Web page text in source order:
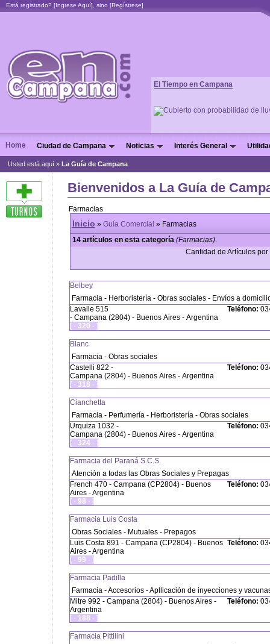
Está registrado? [Ingrese Aquí], sino [Regístrese]
El Tiempo en Campana
Home Ciudad de Campana Noticias Interés General
Usted está aquí » La Guía de Campana
Bienvenidos a La Guía de
Farmacias
Inicio » Guía Comercial » Farmacias
14 artículos en esta categoría (Farmacias).
Cantidad de Artículos por
Belbey
Farmacia - Herboristería - Obras sociales - Envíos a
Lavalle 515
- Campana (2804) - Buenos Aires - Argentina
[ · 320 · ]
Teléfono:
Blanc
Farmacia - Obras sociales
Castelli 822 -
Campana (2804) - Buenos Aires - Argentina
[ · 318 · ]
Teléfono:
Cianchetta
Farmacia - Perfumería - Herboristería - Obras sociales
Urquiza 1032 -
Campana (2804) - Buenos Aires - Argentina
[ · 324 · ]
Teléfono:
Farmacia del Paraná S.C.S.
Atención a todas las Obras Sociales y Prepagas
French 470 - Campana (CP2804) - Buenos
Aires - Argentina
[ · 98 · ]
Teléfono:
Farmacia Luis Costa
Obras Sociales - Mutuales - Prepagos
Luis Costa 891 - Campana (CP2804) - Buenos
Aires - Argentina
[ · 99 · ]
Teléfono:
Farmacia Padilla
Farmacia - Accesorios - Apllicación de inyecciones y
Mitre 992 - Campana (2804) - Buenos Aires -
Argentina
[ · 188 · ]
Teléfono:
Farmacia Pittilini